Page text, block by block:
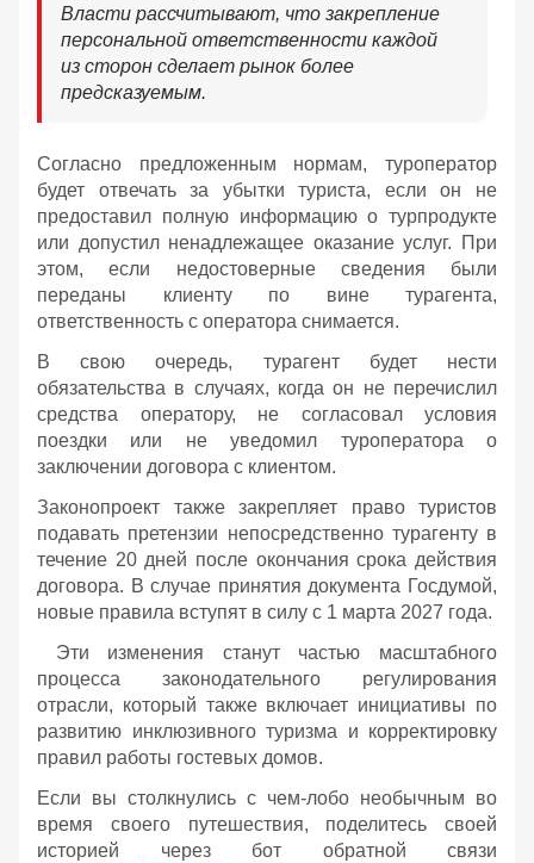
Власти рассчитывают, что закрепление
персональной ответственности каждой
из сторон сделает рынок более
предсказуемым.
Согласно предложенным нормам, туроператор
будет отвечать за убытки туриста, если он не
предоставил полную информацию о турпродукте
или допустил ненадлежащее оказание услуг. При
этом, если недостоверные сведения были
переданы клиенту по вине турагента,
ответственность с оператора снимается.
В свою очередь, турагент будет нести
обязательства в случаях, когда он не перечислил
средства оператору, не согласовал условия
поездки или не уведомил туроператора о
заключении договора с клиентом.
Законопроект также закрепляет право туристов
подавать претензии непосредственно турагенту в
течение 20 дней после окончания срока действия
договора. В случае принятия документа Госдумой,
новые правила вступят в силу с 1 марта 2027 года.
Эти изменения станут частью масштабного
процесса законодательного регулирования
отрасли, который также включает инициативы по
развитию инклюзивного туризма и корректировку
правил работы гостевых домов.
Если вы столкнулись с чем-лобо необычным во
время своего путешествия, поделитесь своей
историей через бот обратной связи